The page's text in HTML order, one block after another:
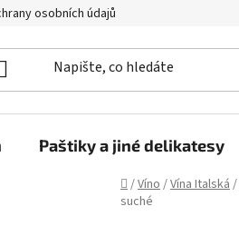
osobních údajů
Paštiky a jiné delikatesy
Domů
/Víno/Vína Italská/
suché